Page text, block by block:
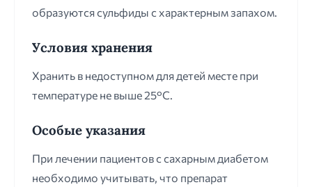
образуются сульфиды с характерным запахом.
Условия хранения
Хранить в недоступном для детей месте при
температуре не выше 25°С.
Особые указания
При лечении пациентов с сахарным диабетом
необходимо учитывать, что препарат